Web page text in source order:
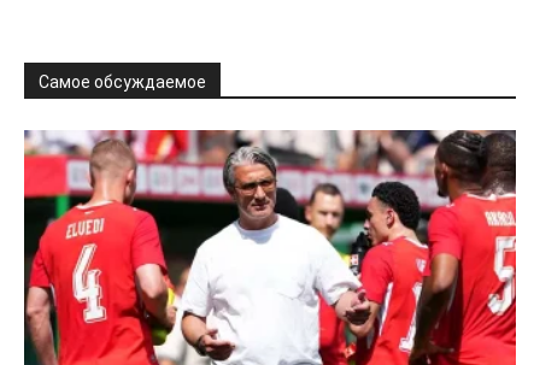
Самое обсуждаемое